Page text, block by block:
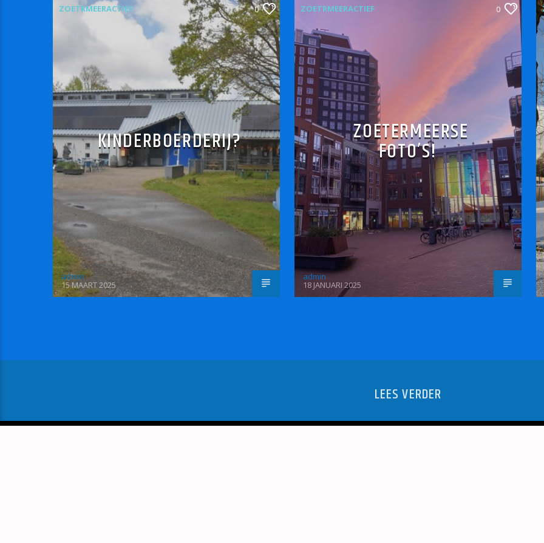
ZOETRMEERACTIEF 0
KINDERBOERDERIJ?
admin
15 MAART 2025
ZOETRMEERACTIEF 0
ZOETERMEERSE
FOTO’S!
admin
18 JANUARI 2025
LEES VERDER